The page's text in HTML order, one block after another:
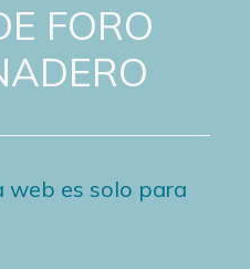
FORO
web es solo para